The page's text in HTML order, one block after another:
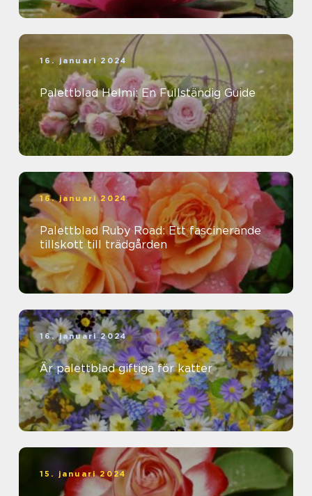
16. januari 2024
Palettblad Helmi: En Fullständig Guide
16. januari 2024
Palettblad Ruby Road: Ett fascinerande
tillskott till trädgården
16. januari 2024
Är palettblad giftiga för katter
15. januari 2024